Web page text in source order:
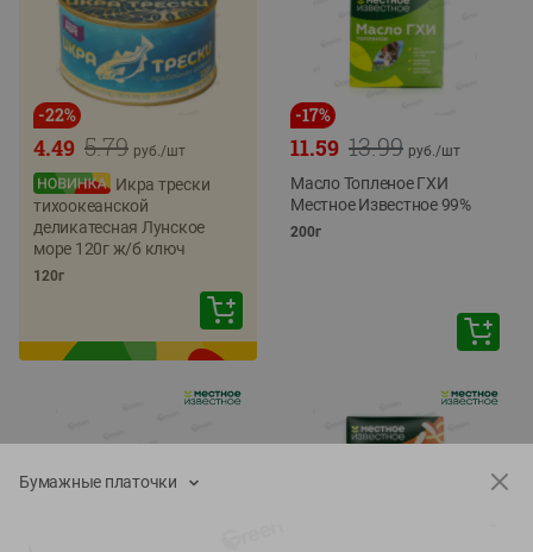
-22%
5.79
4.49 руб./шт
Икра трески
тихоокеанской
деликатесная Лунское
море 120г ж/б ключ
120г
-17%
13.99
11.59 руб./шт
Масло Топленое ГХИ
Местное Известное 99%
200г
Бумажные платочки